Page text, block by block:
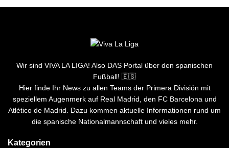
Wir sind VIVA LA LIGA! Also DAS Portal über den spanischen
Fußball! 🇪🇸
Hier finde Ihr News zu allen Teams der Primera División mit
speziellem Augenmerk auf Real Madrid, den FC Barcelona und
Atlético de Madrid. Dazu kommen aktuelle Informationen rund um
die spanische Nationalmannschaft und vieles mehr.
Kategorien